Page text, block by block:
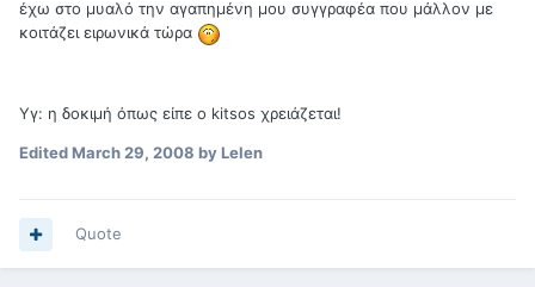
έχω στο μυαλό την αγαπημένη μου συγγραφέα που μάλλον με
κοιτάζει ειρωνικά τώρα
Υγ: η δοκιμή όπως είπε ο kitsos χρειάζεται!
EditedMarch 29, 2008 by Lelen
Quote